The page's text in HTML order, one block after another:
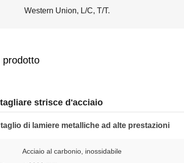
Western Union, L/C, T/T.
prodotto
strisce d'acciaio
di lamiere metalliche ad alte prestazioni
Acciaio al carbonio, inossidabile